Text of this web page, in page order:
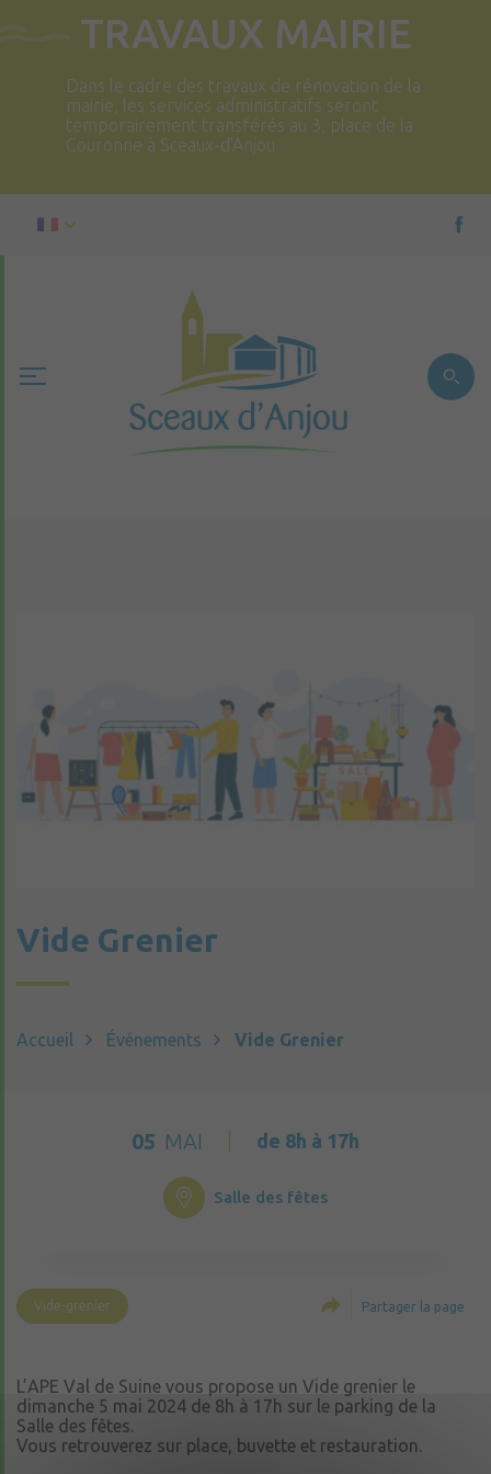
TRAVAUX MAIRIE
Dans le cadre des travaux de rénovation de la
mairie, les services administratifs seront
temporairement transférés au 3, place de la
Couronne à Sceaux-d’Anjou
Vide Grenier
Accueil Événements Vide Grenier
05 MAI de 8h à 17h
Salle des fêtes
Vide-grenier Partager la page
L’APE Val de Suine vous propose un Vide grenier le
dimanche 5 mai 2024 de 8h à 17h sur le parking de la
Salle des fêtes.
Vous retrouverez sur place, buvette et restauration.